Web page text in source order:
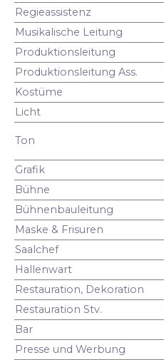
Regieassistenz
Musikalische Leitung
Produktionsleitung
Produktionsleitung Ass.
Kostüme
Licht
Ton
Grafik
Bühne
Bühnenbauleitung
Maske & Frisuren
Saalchef
Hallenwart
Restauration, Dekoration
Restauration Stv.
Bar
Presse und Werbung